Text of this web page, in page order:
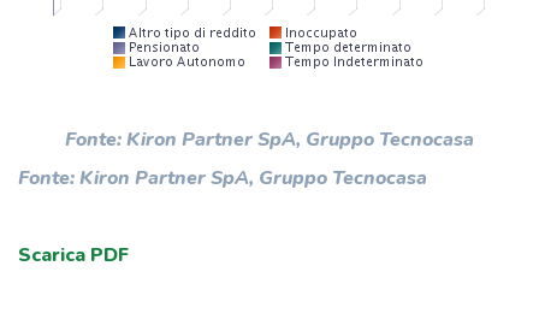
Fonte: Kiron Partner SpA, Gruppo Tecnocasa
Fonte: Kiron Partner SpA, Gruppo Tecnocasa
Scarica PDF